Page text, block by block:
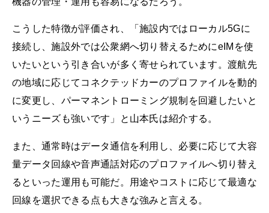
こうした特徴が評価され、「施設内ではローカル5Gに
接続し、施設外では公衆網へ切り替えるためにeIMを使
いたいという引き合いが多く寄せられています。渡航先
の地域に応じてコネクテッドカーのプロファイルを動的
に変更し、パーマネントローミング規制を回避したいと
いうニーズも強いです」と山本氏は紹介する。
また、通常時はデータ通信を利用し、必要に応じて大容
量データ回線や音声通話対応のプロファイルへ切り替え
るといった運用も可能だ。用途やコストに応じて最適な
回線を選択できる点も大きな強みと言える。